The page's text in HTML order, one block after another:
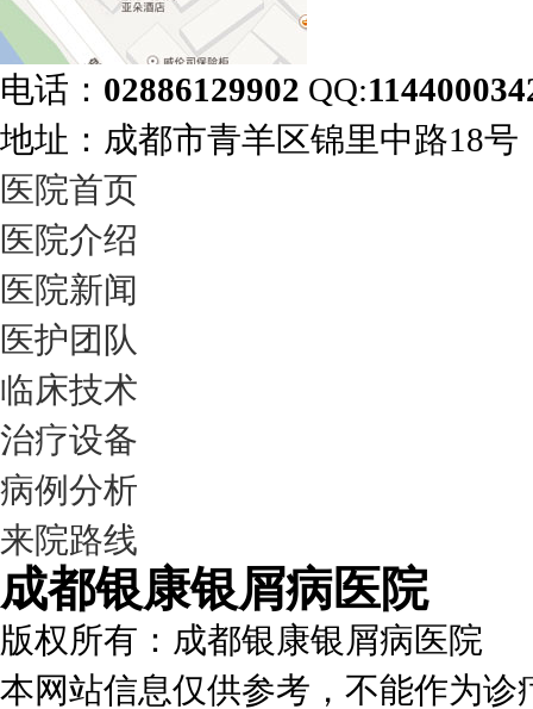
电话： 02886129902 QQ:
地址：成都市青羊区锦里中路18
医院首页
医院介绍
医院新闻
医护团队
临床技术
治疗设备
病例分析
来院路线
成都银康银屑病医院
版权所有：成都银康银屑病医院
本网站信息仅供参考，不能作为诊